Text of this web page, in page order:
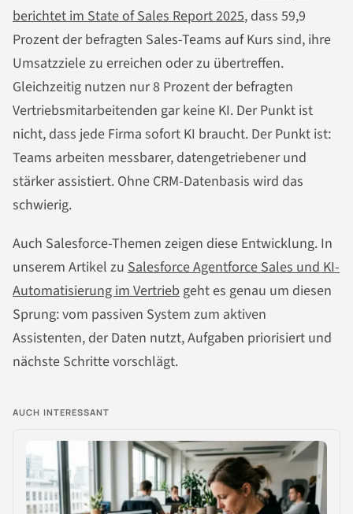
berichtet im State of Sales Report 2025, dass 59,9
Prozent der befragten Sales-Teams auf Kurs sind, ihre
Umsatzziele zu erreichen oder zu übertreffen.
Gleichzeitig nutzen nur 8 Prozent der befragten
Vertriebsmitarbeitenden gar keine KI. Der Punkt ist
nicht, dass jede Firma sofort KI braucht. Der Punkt ist:
Teams arbeiten messbarer, datengetriebener und
stärker assistiert. Ohne CRM-Datenbasis wird das
schwierig.
Auch Salesforce-Themen zeigen diese Entwicklung. In
unserem Artikel zu Salesforce Agentforce Sales und KI-
Automatisierung im Vertriebgeht es genau um diesen
Sprung: vom passiven System zum aktiven
Assistenten, der Daten nutzt, Aufgaben priorisiert und
nächste Schritte vorschlägt.
AUCH INTERESSANT